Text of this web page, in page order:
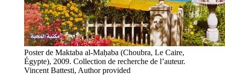
Poster de Maktaba al-Maḥaba (Choubra, Le Caire,
Égypte), 2009. Collection de recherche de l’auteur.
Vincent Battesti, Author provided